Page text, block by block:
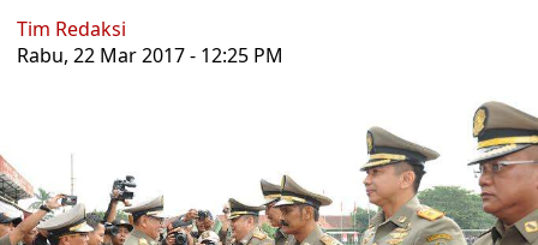
Tim Redaksi
Rabu, 22 Mar 2017 - 12:25 PM